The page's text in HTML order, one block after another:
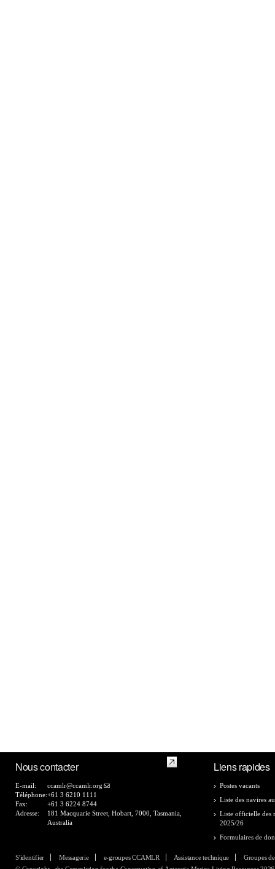
Nous contacter
E-mail:
ccamlr@ccamlr.org
Téléphone:+61 3 6210 1111
Fax:
+61 3 6224 8744
Adresse:
181 Macquarie Street, Hobart, 7000, Tasmania,
Australia
Liens rapides
Postes vacants
Liste des navires
Liste officielle des
2025/26
Formulaires de
S'identifier Messagerie e-groupes CCAMLR Assistance technique
Groupes